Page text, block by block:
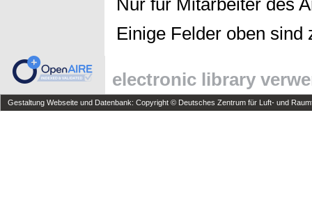
Nur für Mitarbeiter des
Einige Felder oben
electronic library
Gestaltung Webseite und Datenbank: Copyright © Deutsches Zentrum für Luft- und